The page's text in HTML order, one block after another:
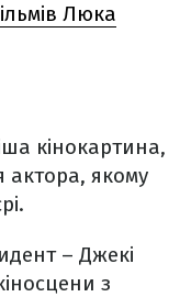
Люка
кінокартина,
актора, якому
– Джекі
з